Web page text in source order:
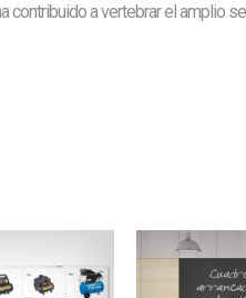
a vertebrar el amplio